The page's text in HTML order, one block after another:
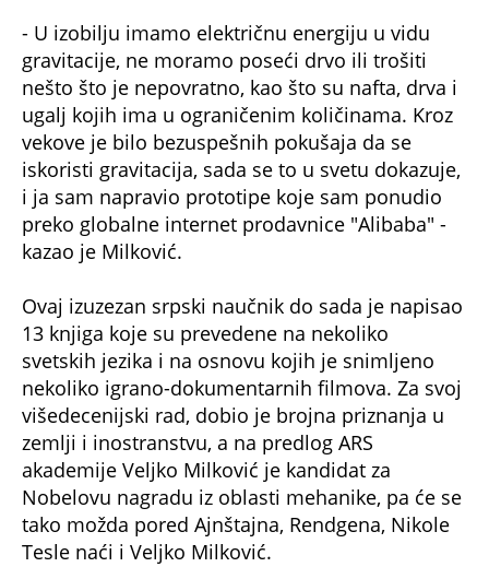
- U izobilju imamo električnu energiju u vidu
gravitacije, ne moramo poseći drvo ili trošiti
nešto što je nepovratno, kao što su nafta, drva i
ugalj kojih ima u ograničenim količinama. Kroz
vekove je bilo bezuspešnih pokušaja da se
iskoristi gravitacija, sada se to u svetu dokazuje,
i ja sam napravio prototipe koje sam ponudio
preko globalne internet prodavnice "Alibaba" -
kazao je Milković.
Ovaj izuzezan srpski naučnik do sada je napisao
13 knjiga koje su prevedene na nekoliko
svetskih jezika i na osnovu kojih je snimljeno
nekoliko igrano-dokumentarnih filmova. Za svoj
višedecenijski rad, dobio je brojna priznanja u
zemlji i inostranstvu, a na predlog ARS
akademije Veljko Milković je kandidat za
Nobelovu nagradu iz oblasti mehanike, pa će se
tako možda pored Ajnštajna, Rendgena, Nikole
Tesle naći i Veljko Milković.